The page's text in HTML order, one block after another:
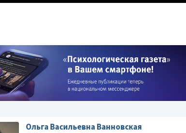
Ольга Васильевна Ванновская